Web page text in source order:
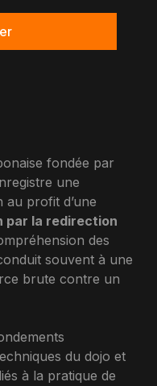
fondée par
une
au profit d’une
par la redirection
des
souvent à une
brute contre un
du dojo et
à la pratique de